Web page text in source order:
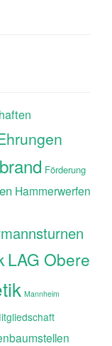
Förderung
Hammerwerfen
LAG Obere
Mannheim